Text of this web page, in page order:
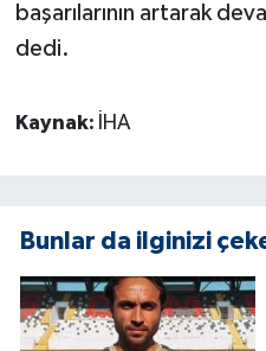
başarılarının artarak
dedi.
Kaynak: İHA
Bunlar da ilginizi